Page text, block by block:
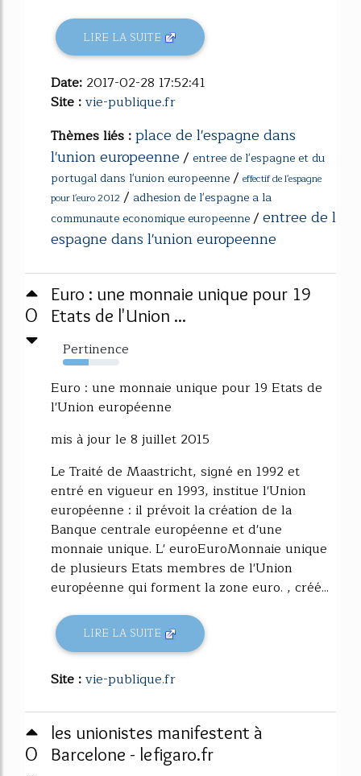
LIRE LA SUITE
Date: 2017-02-28 17:52:41
Site :vie-publique.fr
Thèmes liés :place de l'espagne dans
l'union europeenne/ entree de l'espagne et du
portugal dans l'union europeenne/ effectif de l'espagne
pour l'euro 2012 / adhesion de l'espagne a la
communaute economique europeenne/entree de l
espagne dans l'union europeenne
0
Euro : une monnaie unique pour 19
Etats de l'Union ...
Pertinence
45%
Euro : une monnaie unique pour 19 Etats de
l'Union européenne
mis à jour le 8 juillet 2015
Le Traité de Maastricht, signé en 1992 et
entré en vigueur en 1993, institue l'Union
européenne : il prévoit la création de la
Banque centrale européenne et d'une
monnaie unique. L' euroEuroMonnaie unique
de plusieurs Etats membres de l'Union
européenne qui forment la zone euro. , créé...
LIRE LA SUITE
Site :vie-publique.fr
0
les unionistes manifestent à
Barcelone - lefigaro.fr